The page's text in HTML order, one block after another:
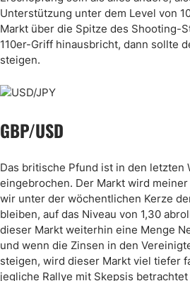
Unterstützung unter dem Level von
Markt über die Spitze des Shooting-
110er-Griff hinausbricht, dann sollte
steigen.
GBP/USD
Das britische Pfund ist in den letzten
eingebrochen. Der Markt wird
wir unter der wöchentlichen Kerze
bleiben, auf das Niveau von 1,30
dieser Markt weiterhin eine Menge
und wenn die Zinsen in den
steigen, wird dieser Markt viel tiefer
jegliche Rallye mit Skepsis